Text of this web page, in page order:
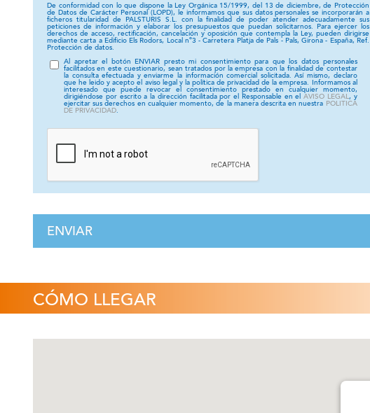
De conformidad con lo que dispone la Ley Orgánica 15/1999, del 13 de diciembre, de Protección
de Datos de Carácter Personal (LOPD), le informamos que sus datos personales se incorporarán a
ficheros titularidad de PALSTURIS S.L. con la finalidad de poder atender adecuadamente sus
peticiones de información y elaborar los presupuestos que puedan solicitarnos. Para ejercer los
derechos de acceso, rectificación, cancelación y oposición que contempla la Ley, pueden dirigirse
mediante carta a Edificio Els Rodors, Local nº3 - Carretera Platja de Pals - Pals, Girona - España, Ref.
Protección de datos.
Al apretar el botón ENVIAR presto mi consentimiento para que los datos personales
facilitados en este cuestionario, sean tratados por la empresa con la finalidad de contestar
la consulta efectuada y enviarme la información comercial solicitada. Así mismo, declaro
que he leido y acepto el aviso legal y la política de privacidad de la empresa. Informamos al
interesado que puede revocar el consentimiento prestado en cualquier momento,
dirigiéndose por escrito a la dirección facilitada por el Responsable en elAVISO LEGAL, y
ejercitar sus derechos en cualquier momento, de la manera descrita en nuestra POLITICA
DE PRIVACIDAD.
CÓMO LLEGAR